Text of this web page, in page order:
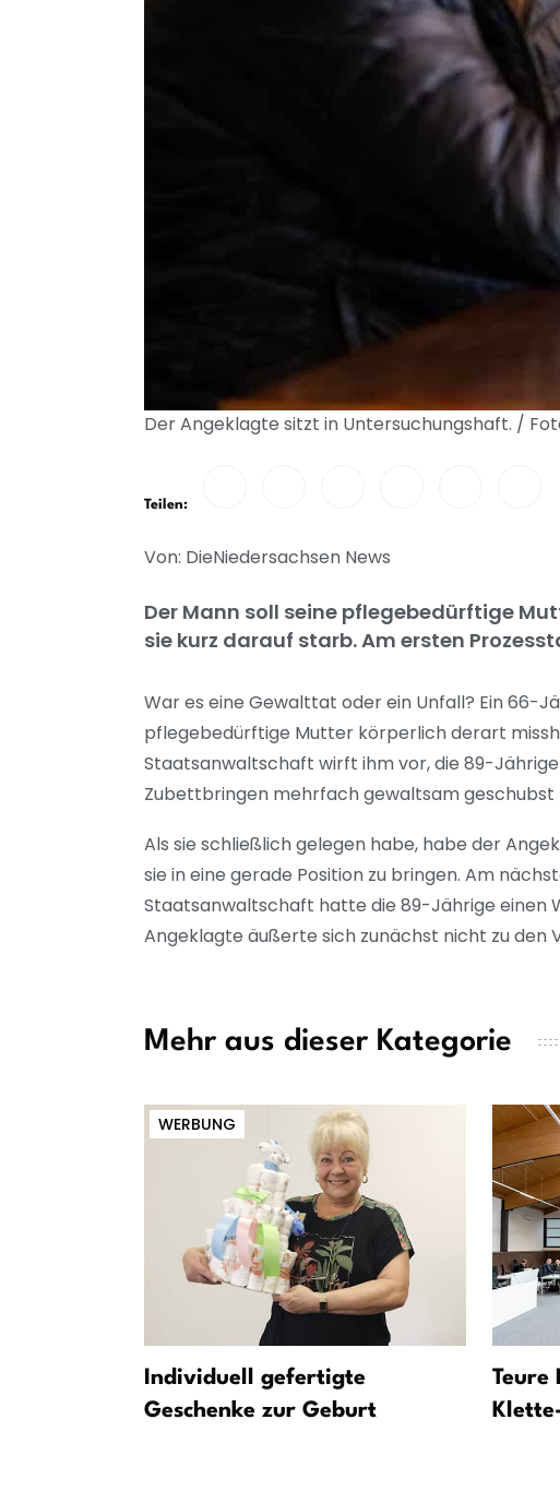
Der Angeklagte sitzt in Untersuchungshaft. /
Teilen:
Von: DieNiedersachsen News
Der Mann soll seine pflegebedürftige
sie kurz darauf starb. Am ersten
War es eine Gewalttat oder ein Unfall? Ein 66-
pflegebedürftige Mutter körperlich derart
Staatsanwaltschaft wirft ihm vor, die 89-
Zubettbringen mehrfach gewaltsam geschubst
Als sie schließlich gelegen habe, habe der
sie in eine gerade Position zu bringen. Am
Staatsanwaltschaft hatte die 89-Jährige einen
Angeklagte äußerte sich zunächst nicht zu den
Mehr aus dieser Kategorie
WERBUNG
Individuell gefertigte
Geschenke zur Geburt
Teure